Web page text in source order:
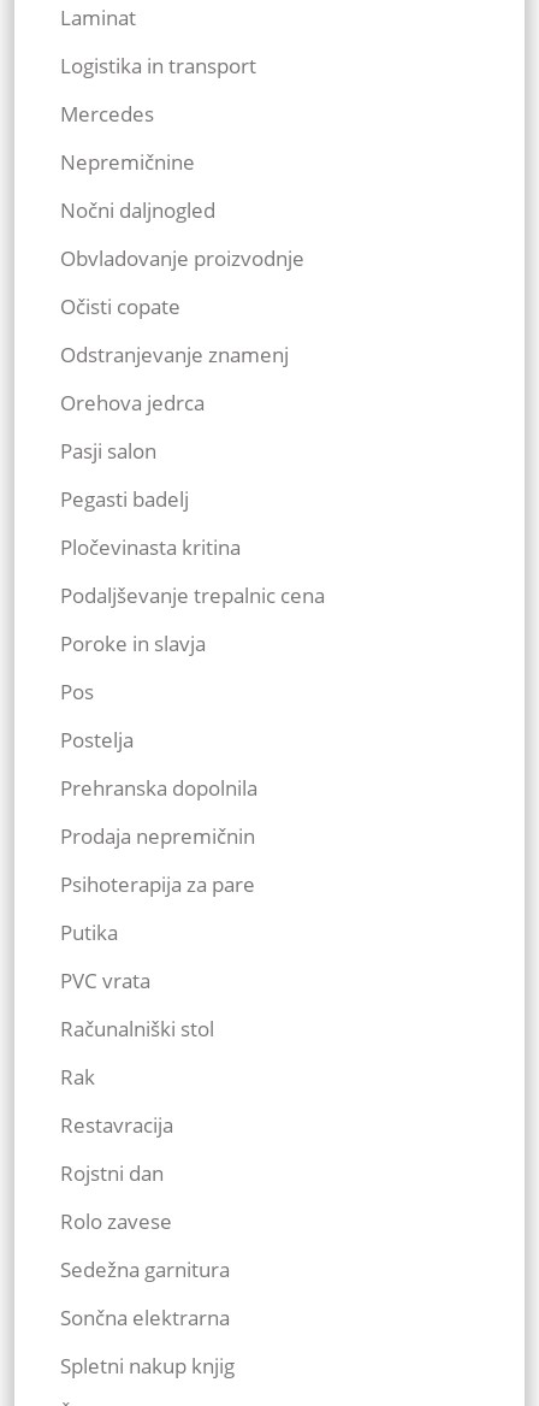
Laminat
Logistika in transport
Mercedes
Nepremičnine
Nočni daljnogled
Obvladovanje proizvodnje
Očisti copate
Odstranjevanje znamenj
Orehova jedrca
Pasji salon
Pegasti badelj
Pločevinasta kritina
Podaljševanje trepalnic cena
Poroke in slavja
Pos
Postelja
Prehranska dopolnila
Prodaja nepremičnin
Psihoterapija za pare
Putika
PVC vrata
Računalniški stol
Rak
Restavracija
Rojstni dan
Rolo zavese
Sedežna garnitura
Sončna elektrarna
Spletni nakup knjig